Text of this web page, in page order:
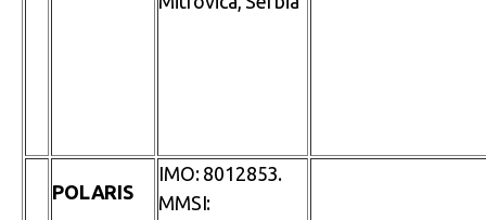
POLARIS
IMO: 8012853.
MMSI: